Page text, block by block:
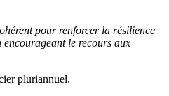
pour renforcer la résilience
le recours aux
pluriannuel.